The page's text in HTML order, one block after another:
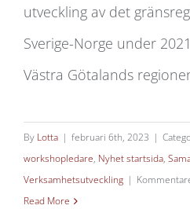
utveckling av det
Sverige-Norge under
Västra Götalands
By Lotta | februari 6th, 2023 |
workshopledare, Nyhet startsida,
Verksamhetsutveckling |
Read More